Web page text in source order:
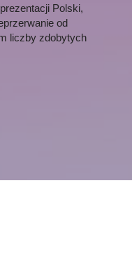
Polski,
od
liczby zdobytych